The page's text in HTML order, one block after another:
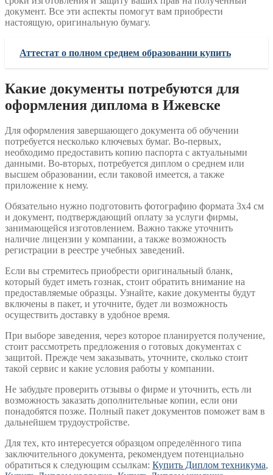
документ. Все эти аспекты помогут вам приобрести
настоящую, оригинальную бумагу.
Аттестат о полном среднем образовании купить
Какие документы потребуются для
оформления диплома в Ижевске
Для оформления завершающего документа об обучении
потребуется несколько ключевых бумаг. Во-первых,
необходимо предоставить копию паспорта с актуальными
данными. Во-вторых, потребуется диплом о среднем или
высшем образовании, если таковой имеется, а также
приложение к нему.
Обязательно нужно подготовить фотографию формата 3х4 см
и документ, подтверждающий оплату за услуги фирмы,
занимающейся изготовлением. Важно также уточнить
наличие лицензии у компании, а также возможность
регистрации в реестре учебных заведений.
Если вы стремитесь приобрести оригинальный бланк,
который будет иметь гознак, стоит обратить внимание на
предоставляемые образцы. Узнайте, какие документы будут
включены в пакет, и уточните, будет ли возможность
осуществить доставку в удобное время.
При выборе заведения, через которое планируется получение,
стоит рассмотреть предложения о готовых документах с
защитой. Прежде чем заказывать, уточните, сколько стоит
такой сервис и какие условия работы у компании.
Не забудьте проверить отзывы о фирме и уточнить, есть ли
возможность заказать дополнительные копии, если они
понадобятся позже. Полный пакет документов поможет вам в
дальнейшем трудоустройстве.
Для тех, кто интересуется образцом определённого типа
заключительного документа, рекомендуем потенциально
обратиться к следующим ссылкам: Купить Диплом техникума,